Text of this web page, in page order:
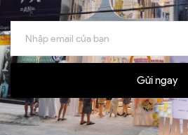
Gửi ngay